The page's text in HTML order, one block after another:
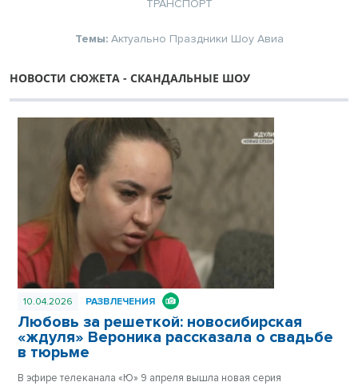
ТРАНСПОРТ
Темы: Актуально Праздники Шоу Авиа
НОВОСТИ СЮЖЕТА - СКАНДАЛЬНЫЕ ШОУ
10.04.2026 РАЗВЛЕЧЕНИЯ
Любовь за решеткой: новосибирская
«ждуля» Вероника рассказала о свадьбе
в тюрьме
В эфире телеканала «Ю» 9 апреля вышла новая серия